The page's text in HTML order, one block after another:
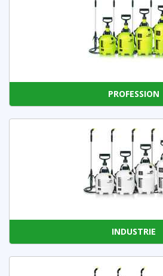
PROFESSION
INDUSTRIE